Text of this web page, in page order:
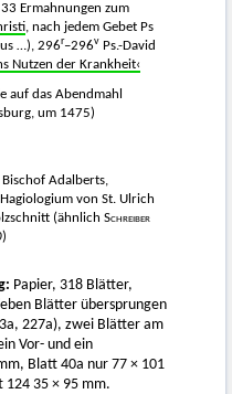
33 Ermahnungen zum
, nach jedem Gebet Ps
…), 296r–296v Ps.-David
Nutzen der Krankheit‹
auf das Abendmahl
um 1475)
Adalberts,
von St. Ulrich
(ähnlich Schreiber
)
Papier, 318 Blätter,
Blätter übersprungen
227a), zwei Blätter am
Vor- und ein
Blatt 40a nur 77 × 101
124 35 × 95 mm.